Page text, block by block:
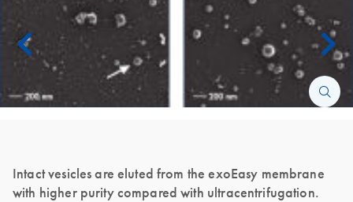
Intact vesicles are eluted from the exoEasy membrane
with higher purity compared with ultracentrifugation.